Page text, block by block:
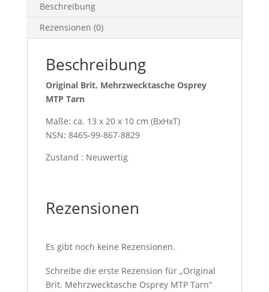
Beschreibung
Rezensionen (0)
Beschreibung
Original Brit. Mehrzwecktasche Osprey
MTP Tarn
Maße: ca. 13 x 20 x 10 cm (BxHxT)
NSN: 8465-99-867-8829
Zustand : Neuwertig
Rezensionen
Es gibt noch keine Rezensionen.
Schreibe die erste Rezension für „Original
Brit. Mehrzwecktasche Osprey MTP Tarn“